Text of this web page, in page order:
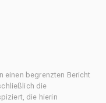
einen begrenzten Bericht
die
die hierin